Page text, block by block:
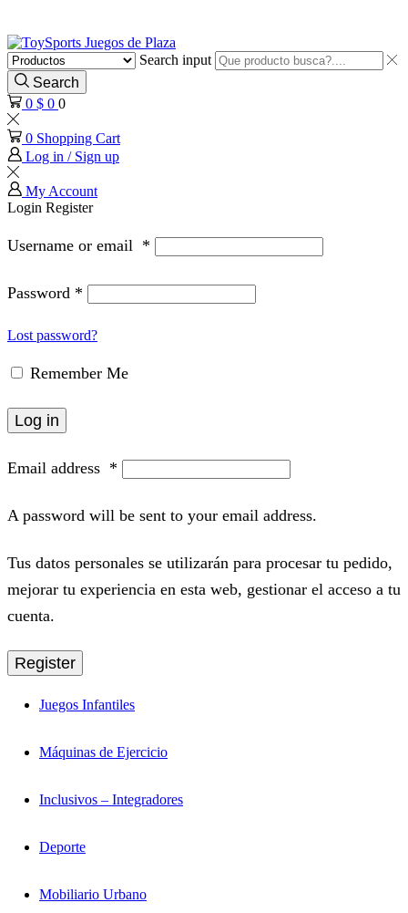
Search input
Search
0 $ 0 0
0 Shopping Cart
Log in / Sign up
My Account
Login Register
Username or email *
Password *
Lost password?
Remember Me
Log in
Email address *
A password will be sent to your email address.
Tus datos personales se utilizarán para procesar tu pedido,
mejorar tu experiencia en esta web, gestionar el acceso a tu
cuenta.
Register
Juegos Infantiles
Máquinas de Ejercicio
Inclusivos – Integradores
Deporte
Mobiliario Urbano